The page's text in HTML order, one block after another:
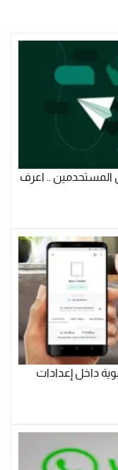
المستحدمين .. اعرف
داخل إعدادات